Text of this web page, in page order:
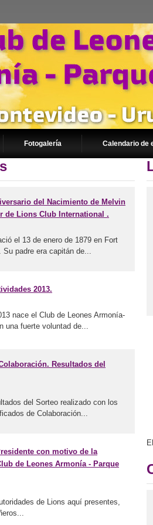
Fotogalería Calendario de
del Nacimiento de Melvin
de Lions Club International .
el 13 de enero de 1879 en Fort
Su padre era capitán de...
2013.
nace el Club de Leones Armonía-
una fuerte voluntad de...
Resultados del
del Sorteo realizado con los
de Colaboración...
con motivo de la
de Leones Armonía - Parque
de Lions aquí presentes,